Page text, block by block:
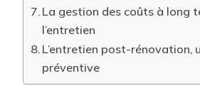
La gestion des coûts à long
l’entretien
L’entretien post-rénovation,
préventive